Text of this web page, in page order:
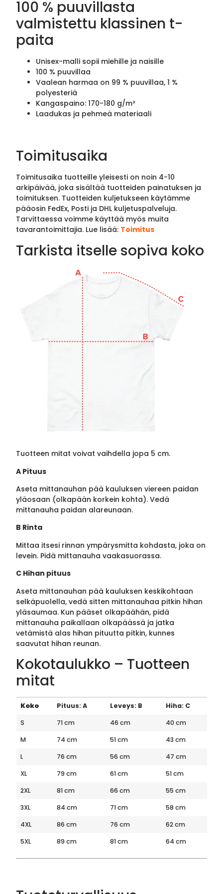
100 % puuvillasta
valmistettu klassinen t-
paita
Unisex-malli sopii miehille ja naisille
100 % puuvillaa
Vaalean harmaa on 99 % puuvillaa, 1 %
polyesteriä
Kangaspaino: 170-180 g/m²
Laadukas ja pehmeä materiaali
Toimitusaika
Toimitusaika tuotteille yleisesti on noin 4-10
arkipäivää, joka sisältää tuotteiden painatuksen ja
toimituksen. Tuotteiden kuljetukseen käytämme
pääosin FedEx, Posti ja DHL kuljetuspalveluja.
Tarvittaessa voimme käyttää myös muita
tavarantoimittajia. Lue lisää: Toimitus
Tarkista itselle sopiva koko
Tuotteen mitat voivat vaihdella jopa 5 cm.
A Pituus
Aseta mittanauhan pää kauluksen viereen paidan
yläosaan (olkapään korkein kohta). Vedä
mittanauha paidan alareunaan.
B Rinta
Mittaa itsesi rinnan ympärysmitta kohdasta, joka on
levein. Pidä mittanauha vaakasuorassa.
C Hihan pituus
Aseta mittanauhan pää kauluksen keskikohtaan
selkäpuolella, vedä sitten mittanauhaa pitkin hihan
yläsaumaa. Kun pääset olkapäähän, pidä
mittanauha paikallaan olkapäässä ja jatka
vetämistä alas hihan pituutta pitkin, kunnes
saavutat hihan reunan.
Kokotaulukko – Tuotteen
mitat
Koko Pituus: A Leveys: B
Hiha: C
S
71 cm 46 cm
40 cm
M
74 cm 51 cm
43 cm
L
76 cm 56 cm
47 cm
XL
79 cm 61 cm
51 cm
2XL
81 cm 66 cm
55 cm
3XL
84 cm 71 cm
58 cm
4XL
86 cm 76 cm
62 cm
5XL
89 cm 81 cm 64 cm